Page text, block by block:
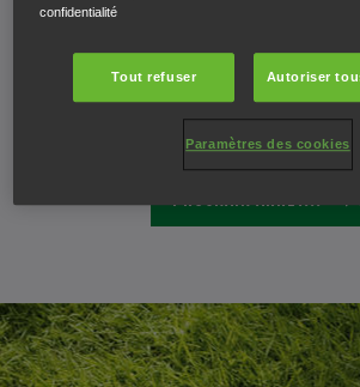
RAPPEL UMK450
RAPPELS ET MISES À JOUR
PROCHAIN ARRÊT...
confidentialité
Tout refuser Autoriser
Paramètres des cookies